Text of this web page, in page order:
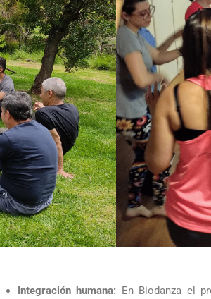
Integración humana: En Biodanza el